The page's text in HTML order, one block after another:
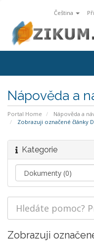
Čeština
Nápověda a
Portal Home
Nápověda a
Zobrazuji označené články
Kategorie
Zobrazuji